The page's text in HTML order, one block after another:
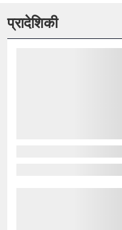
प्रादेशिकी